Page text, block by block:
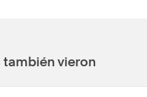
también vieron